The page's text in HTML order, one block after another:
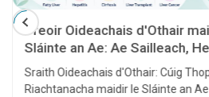
Treoir Oideachais d'Othair
Sláinte an Ae: Ae Sailleach,
Cioróis, Trasphlandú Ae agus
Sraith Oideachais d'Othair: Cúig
Riachtanacha maidir le Sláinte an Ae